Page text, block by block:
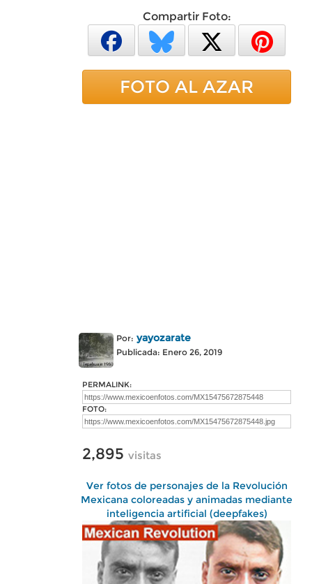
Compartir Foto:
FOTO AL AZAR
Por: yayozarate
Publicada: Enero 26, 2019
PERMALINK:
FOTO:
2,895 visitas
Ver fotos de personajes de la Revolución
Mexicana coloreadas y animadas mediante
inteligencia artificial (deepfakes)